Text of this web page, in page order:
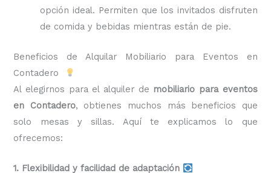
opción ideal. Permiten que los invitados disfruten
de comida y bebidas mientras están de pie.
Beneficios de Alquilar Mobiliario para Eventos en
Contadero
Al elegirnos para el alquiler de mobiliario para eventos
en Contadero, obtienes muchos más beneficios que
solo mesas y sillas. Aquí te explicamos lo que
ofrecemos:
1. Flexibilidad y facilidad de adaptación